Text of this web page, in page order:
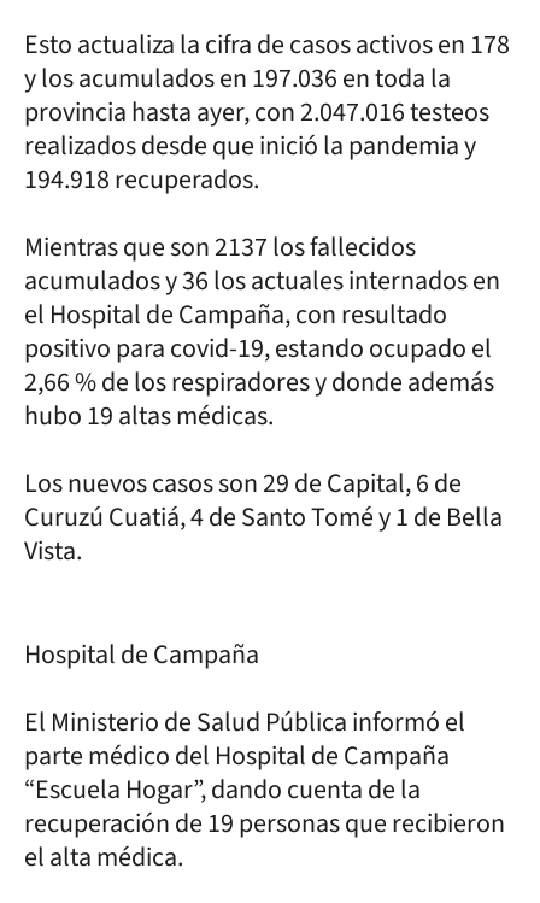
Esto actualiza la cifra de casos activos en 178
y los acumulados en 197.036 en toda la
provincia hasta ayer, con 2.047.016 testeos
realizados desde que inició la pandemia y
194.918 recuperados.
Mientras que son 2137 los fallecidos
acumulados y 36 los actuales internados en
el Hospital de Campaña, con resultado
positivo para covid-19, estando ocupado el
2,66 % de los respiradores y donde además
hubo 19 altas médicas.
Los nuevos casos son 29 de Capital, 6 de
Curuzú Cuatiá, 4 de Santo Tomé y 1 de Bella
Vista.
Hospital de Campaña
El Ministerio de Salud Pública informó el
parte médico del Hospital de Campaña
“Escuela Hogar”, dando cuenta de la
recuperación de 19 personas que recibieron
el alta médica.